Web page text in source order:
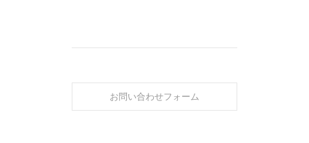
お問い合わせフォーム